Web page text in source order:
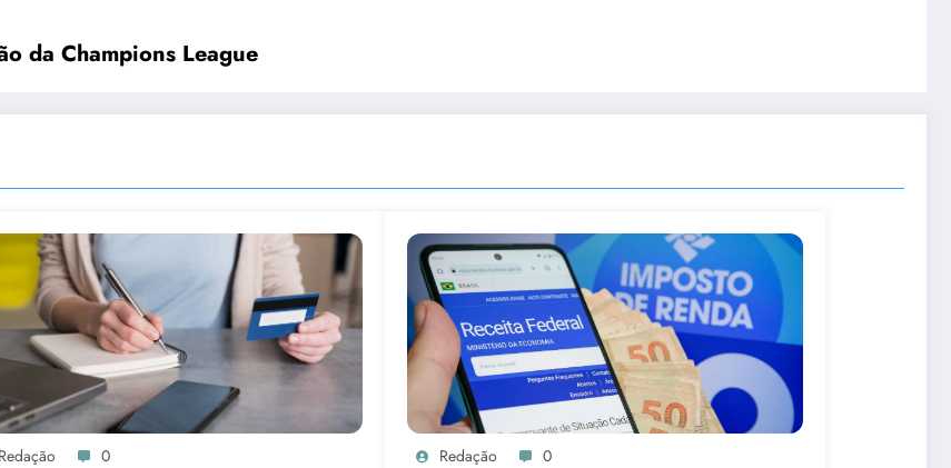
da Champions League
Redação 0 Redação 0